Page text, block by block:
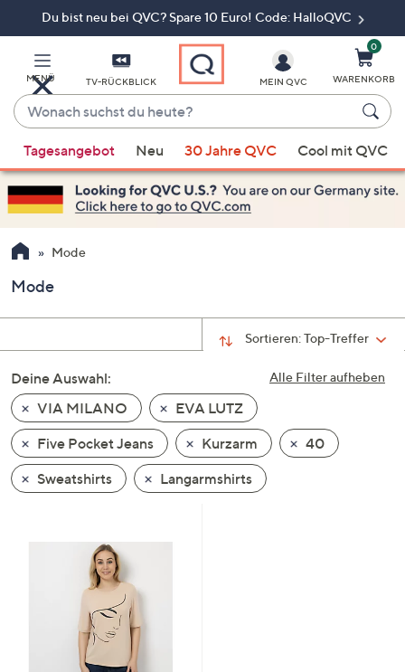
Du bist neu bei QVC? Spare 10 Euro! Code: HalloQVC
MENÜ TV-RÜCKBLICK
Wonach
suchst
du
heute?
Vorschläge
verfügbar
sind,
verwenden
Sie
Pfeiltasten
nach
und
nach
unten
oder
wischen
Sie
auf
MEIN QVC
0
WARENKORB
Tagesangebot Neu 30 Jahre QVC Cool mit QVC
Mode
Mode
Sortieren:Top-Treffer
Alle Filter aufheben
Deine Auswahl:
VIA MILANO
EVA LUTZ
Five Pocket Jeans
Kurzarm
40
Sweatshirts
Langarmshirts